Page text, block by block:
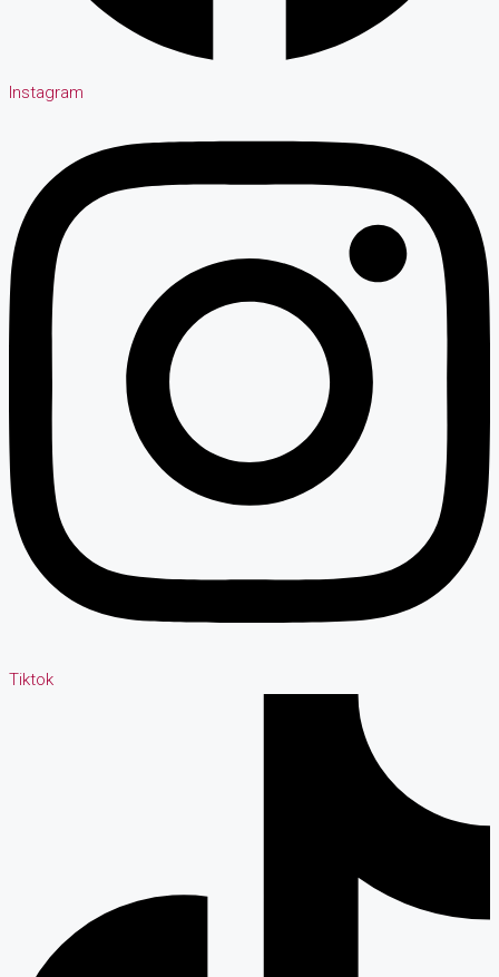
Instagram
Tiktok